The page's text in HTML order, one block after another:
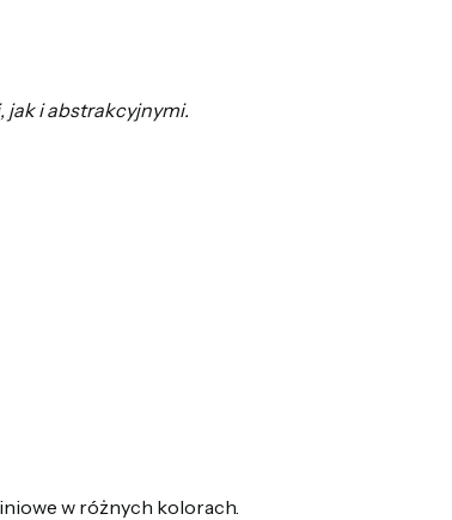
jak i abstrakcyjnymi.
w różnych kolorach.